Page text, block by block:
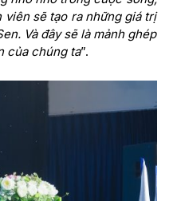
sẽ tạo ra những giá trị
Và đây sẽ là mảnh ghép
của chúng ta”.